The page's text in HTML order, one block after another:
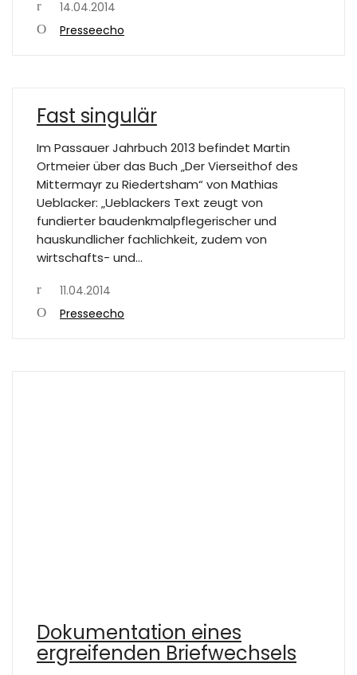
14.04.2014
Presseecho
Fast singulär
Im Passauer Jahrbuch 2013 befindet Martin
Ortmeier über das Buch „Der Vierseithof des
Mittermayr zu Riedertsham“ von Mathias
Ueblacker: „Ueblackers Text zeugt von
fundierter baudenkmalpflegerischer und
hauskundlicher fachlichkeit, zudem von
wirtschafts- und…
11.04.2014
Presseecho
Dokumentation eines
ergreifenden Briefwechsels